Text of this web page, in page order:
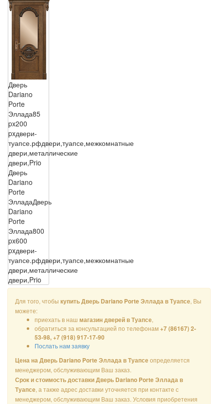
Дверь
Dariano
Porte
Эллада85
px200
pxдвери-
туапсе.рфдвери,туапсе,межкомнатные
двери,металлические
двери,Prio
Дверь
Dariano
Porte
ЭлладаДверь
Dariano
Porte
Эллада800
px600
pxдвери-
туапсе.рфдвери,туапсе,межкомнатные
двери,металлические
двери,Prio
Для того, чтобы купить Дверь Dariano Porte Эллада в Туапсе, Вы
можете:
приехать в наш магазин дверей в Туапсе,
обратиться за консультацией по телефонам+7 (86167) 2-
53-98, +7 (918) 917-17-90
Послать нам заявку
Цена на Дверь Dariano Porte Эллада в Туапсеопределяется
менеджером, обслуживающим Ваш заказ.
Срок и стоимость доставки Дверь Dariano Porte Эллада в
Туапсе, а также адрес доставки уточняется при контакте с
менеджером, обслуживающим Ваш заказ. Условия приобретения